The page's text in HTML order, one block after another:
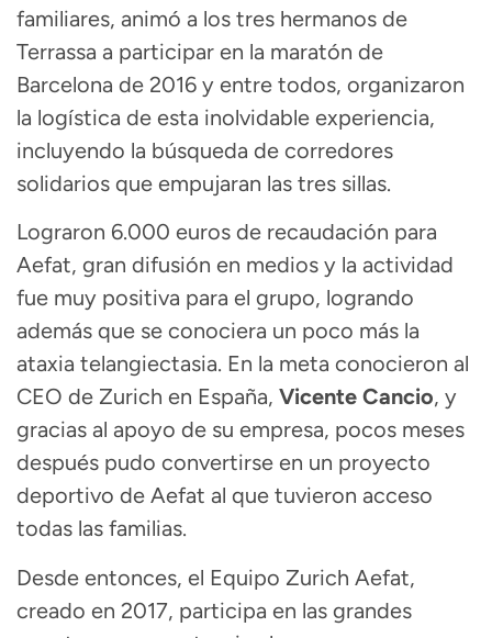
familiares, animó a los tres hermanos de
Terrassa a participar en la maratón de
Barcelona de 2016 y entre todos, organizaron
la logística de esta inolvidable experiencia,
incluyendo la búsqueda de corredores
solidarios que empujaran las tres sillas.
Lograron 6.000 euros de recaudación para
Aefat, gran difusión en medios y la actividad
fue muy positiva para el grupo, logrando
además que se conociera un poco más la
ataxia telangiectasia. En la meta conocieron al
CEO de Zurich en España, Vicente Cancio, y
gracias al apoyo de su empresa, pocos meses
después pudo convertirse en un proyecto
deportivo de Aefat al que tuvieron acceso
todas las familias.
Desde entonces, el Equipo Zurich Aefat,
creado en 2017, participa en las grandes